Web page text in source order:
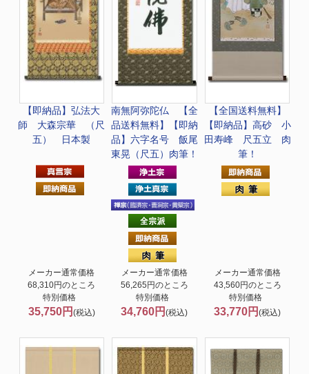
【即納品】弘法大
師 大森宗華 （尺
五） 日本製
メーカー通常価格
68,310円のところ
特別価格
35,750円 (税込)
南無阿弥陀仏 【全
品送料無料】
【即納
品】六字名号 飯尾
東晃（尺五）肉筆！
メーカー通常価格
56,265円のところ
特別価格
34,760円(税込)
【全国送料無料】
【即納品】高砂 小
田寿峰 尺五立 肉
筆！
メーカー通常価格
43,560円のところ
特別価格
33,770円(税込)